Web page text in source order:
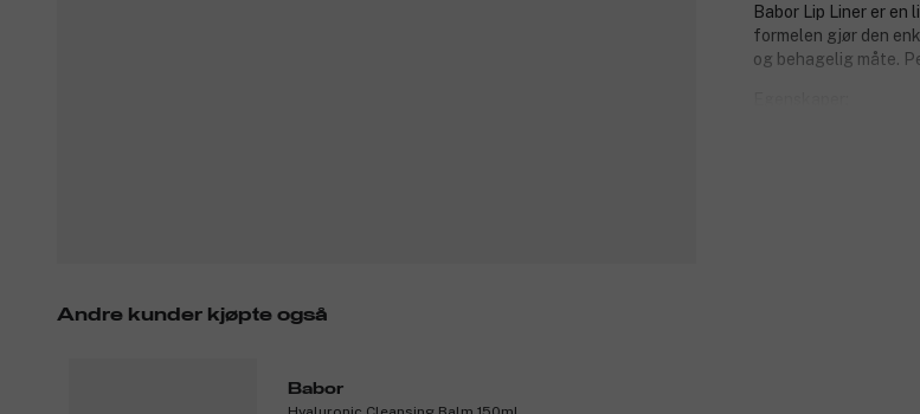
Babor Lip Liner er en
formelen gjør den
og behagelig måte.
Andre kunder kjøpte også
Babor